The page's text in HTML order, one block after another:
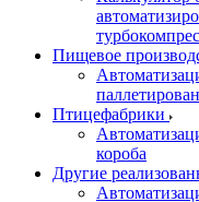
Пищевое
Птицефабрики
короба
Другие